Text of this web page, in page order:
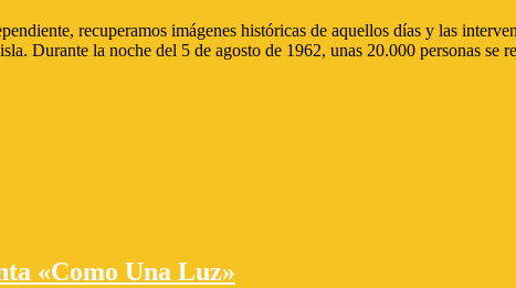
recuperamos imágenes históricas de aquellos días y las
Durante la noche del 5 de agosto de 1962, unas 20.000 personas se
«Como Una Luz»